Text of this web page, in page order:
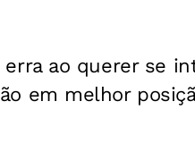
ao querer se
em melhor